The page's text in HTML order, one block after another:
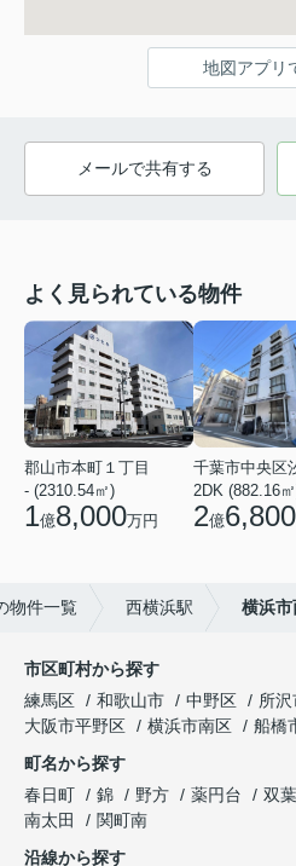
地図アプリ
メールで共有する
よく見られている物件
郡山市本町１丁目
- (2310.54㎡)
1億8,000万円
千葉市中央区
2DK (882.16
2億6,800
物件一覧 西横浜駅 横浜
市区町村から探す
練馬区
和歌山市 中野区 所沢
大阪市平野区
横浜市南区 船橋
町名から探す
春日町
錦 野方 薬円台 双
南太田
関町南
沿線から探す